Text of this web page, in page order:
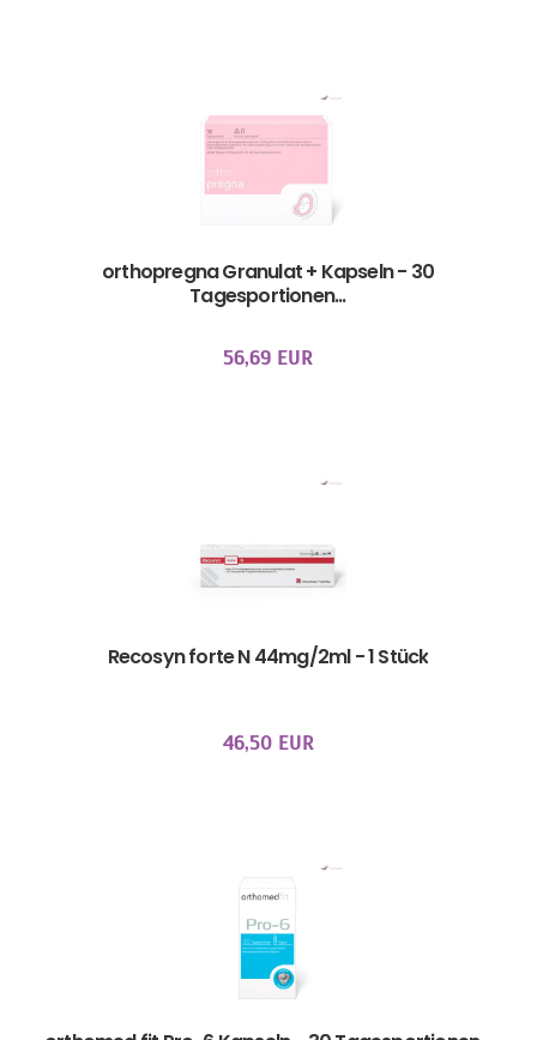
orthopregna Granulat + Kapseln - 30
Tagesportionen...
56,69 EUR
Recosyn forte N 44mg/2ml - 1 Stück
46,50 EUR